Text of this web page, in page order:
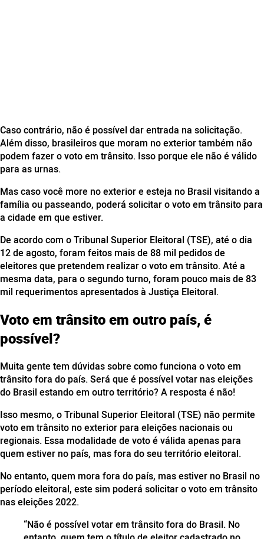
Caso contrário, não é possível dar entrada na solicitação.
Além disso, brasileiros que moram no exterior também não
podem fazer o voto em trânsito. Isso porque ele não é válido
para as urnas.
Mas caso você more no exterior e esteja no Brasil visitando a
família ou passeando, poderá solicitar o voto em trânsito para
a cidade em que estiver.
De acordo com o Tribunal Superior Eleitoral (TSE), até o dia
12 de agosto, foram feitos mais de 88 mil pedidos de
eleitores que pretendem realizar o voto em trânsito. Até a
mesma data, para o segundo turno, foram pouco mais de 83
mil requerimentos apresentados à Justiça Eleitoral.
Voto em trânsito em outro país, é
possível?
Muita gente tem dúvidas sobre como funciona o voto em
trânsito fora do país. Será que é possível votar nas eleições
do Brasil estando em outro território? A resposta é não!
Isso mesmo, o Tribunal Superior Eleitoral (TSE) não permite
voto em trânsito no exterior para eleições nacionais ou
regionais. Essa modalidade de voto é válida apenas para
quem estiver no país, mas fora do seu território eleitoral.
No entanto, quem mora fora do país, mas estiver no Brasil no
período eleitoral, este sim poderá solicitar o voto em trânsito
nas eleições 2022.
“Não é possível votar em trânsito fora do Brasil. No